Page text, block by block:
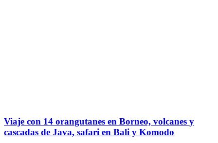
Viaje con 14 orangutanes en Borneo, volcanes y
cascadas de Java, safari en Bali y Komodo